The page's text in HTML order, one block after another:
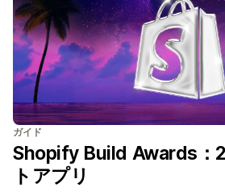
ガイド
Shopify Build Awards：
トアプリ